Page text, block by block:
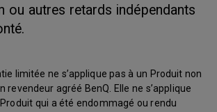
ou autres retards indépendants
limitée ne s’applique pas à un Produit non
revendeur agréé BenQ. Elle ne s’applique
qui a été endommagé ou rendu